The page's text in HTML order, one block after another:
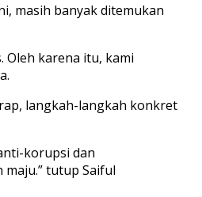
masih banyak ditemukan
Oleh karena itu, kami
langkah-langkah konkret
korupsi dan
tutup Saiful